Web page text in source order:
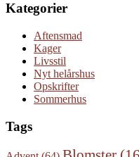
Kategorier
Aftensmad
Kager
Livsstil
Nyt helårshus
Opskrifter
Sommerhus
Tags